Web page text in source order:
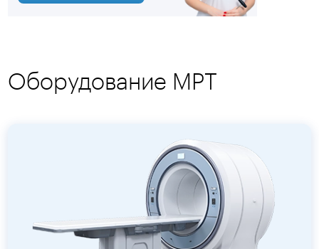
Оборудование МРТ